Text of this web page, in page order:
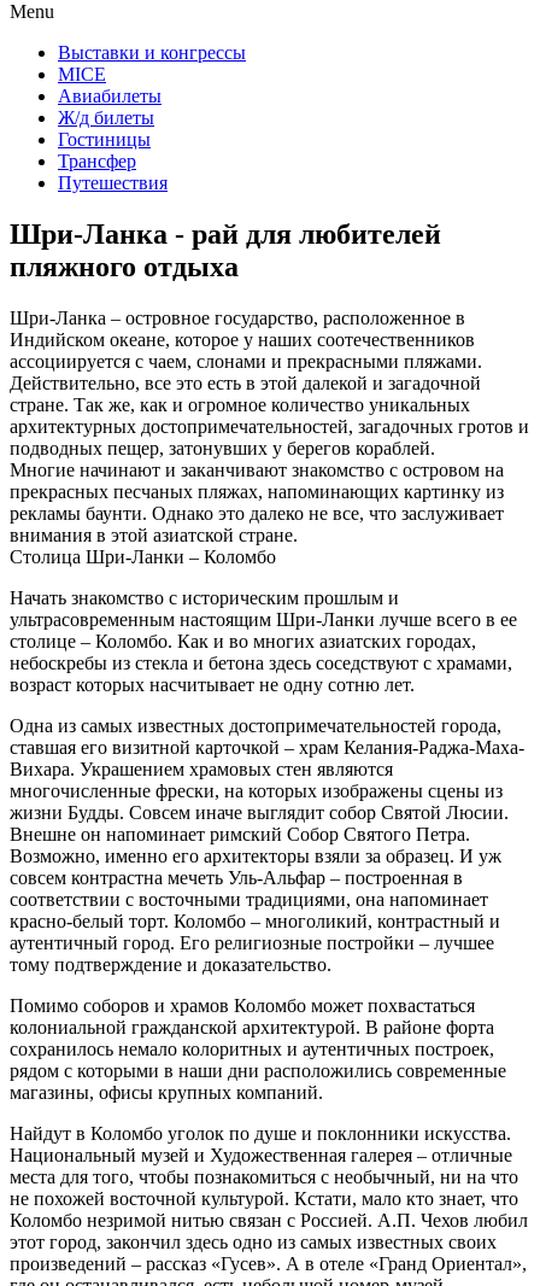
Menu
Выставки и конгрессы
MICE
Авиабилеты
Ж/д билеты
Гостиницы
Трансфер
Путешествия
Шри-Ланка - рай для любителей
пляжного отдыха
Шри-Ланка – островное государство, расположенное в
Индийском океане, которое у наших соотечественников
ассоциируется с чаем, слонами и прекрасными пляжами.
Действительно, все это есть в этой далекой и загадочной
стране. Так же, как и огромное количество уникальных
архитектурных достопримечательностей, загадочных гротов и
подводных пещер, затонувших у берегов кораблей.
Многие начинают и заканчивают знакомство с островом на
прекрасных песчаных пляжах, напоминающих картинку из
рекламы баунти. Однако это далеко не все, что заслуживает
внимания в этой азиатской стране.
Столица Шри-Ланки – Коломбо
Начать знакомство с историческим прошлым и
ультрасовременным настоящим Шри-Ланки лучше всего в ее
столице – Коломбо. Как и во многих азиатских городах,
небоскребы из стекла и бетона здесь соседствуют с храмами,
возраст которых насчитывает не одну сотню лет.
Одна из самых известных достопримечательностей города,
ставшая его визитной карточкой – храм Келания-Раджа-Маха-
Вихара. Украшением храмовых стен являются
многочисленные фрески, на которых изображены сцены из
жизни Будды. Совсем иначе выглядит собор Святой Люсии.
Внешне он напоминает римский Собор Святого Петра.
Возможно, именно его архитекторы взяли за образец. И уж
совсем контрастна мечеть Уль-Альфар – построенная в
соответствии с восточными традициями, она напоминает
красно-белый торт. Коломбо – многоликий, контрастный и
аутентичный город. Его религиозные постройки – лучшее
тому подтверждение и доказательство.
Помимо соборов и храмов Коломбо может похвастаться
колониальной гражданской архитектурой. В районе форта
сохранилось немало колоритных и аутентичных построек,
рядом с которыми в наши дни расположились современные
магазины, офисы крупных компаний.
Найдут в Коломбо уголок по душе и поклонники искусства.
Национальный музей и Художественная галерея – отличные
места для того, чтобы познакомиться с необычный, ни на что
не похожей восточной культурой. Кстати, мало кто знает, что
Коломбо незримой нитью связан с Россией. А.П. Чехов любил
этот город, закончил здесь одно из самых известных своих
произведений – рассказ «Гусев». А в отеле «Гранд Ориентал»,